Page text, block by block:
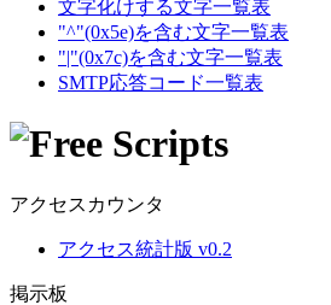
文字化けする文字一覧表
"^"(0x5e)を含む文字一覧表
"|"(0x7c)を含む文字一覧表
SMTP応答コード一覧表
アクセスカウンタ
アクセス統計版 v0.2
掲示板